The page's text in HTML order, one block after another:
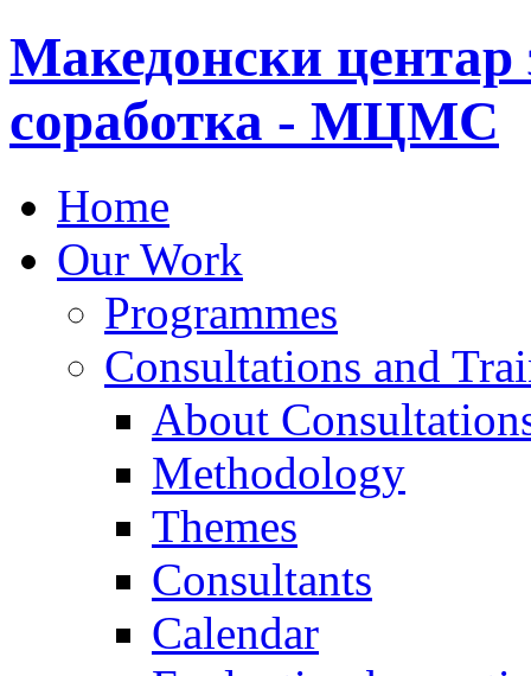
Македонски центар
соработка - МЦМС
Home
Our Work
Programmes
Consultations and
About
Methodology
Themes
Consultants
Calendar